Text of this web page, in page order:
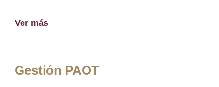
Ver más
Gestión PAOT